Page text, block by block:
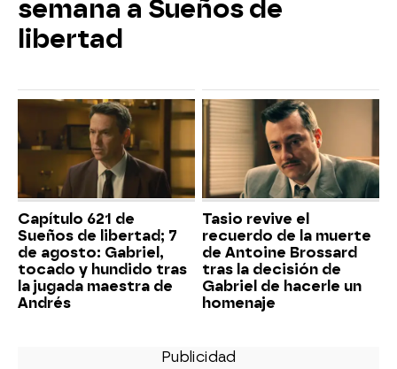
semana a Sueños de
libertad
Capítulo 621 de
Sueños de libertad; 7
de agosto: Gabriel,
tocado y hundido tras
la jugada maestra de
Andrés
Tasio revive el
recuerdo de la muerte
de Antoine Brossard
tras la decisión de
Gabriel de hacerle un
homenaje